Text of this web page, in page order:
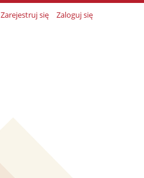
Zarejestruj się Zaloguj się